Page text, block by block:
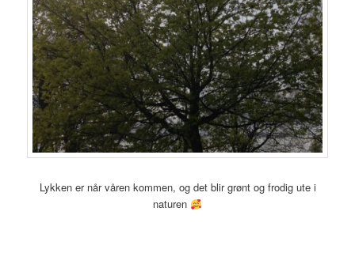
Lykken er når våren kommen, og det blir grønt og frodig ute i
naturen